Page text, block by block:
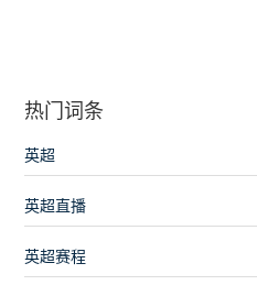
热门词条
英超
英超直播
英超赛程